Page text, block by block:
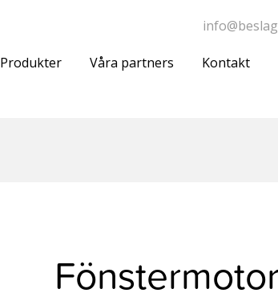
Produkter Våra partners Kontakt